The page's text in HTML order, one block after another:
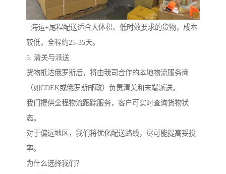
- 海运+尾程配送适合大体积、低时效要求的货物，成本
较低，全程约25-35天。
5. 清关与派送
货物抵达俄罗斯后，将由我司合作的本地物流服务商
（如CDEK或俄罗斯邮政）负责清关和末端派送。
我们提供全程物流跟踪服务，客户可实时查询货物状
态。
对于偏远地区，我们将优化配送路线，尽可能提高妥投
率。
为什么选择我们？